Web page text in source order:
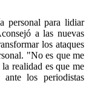
personal para lidiar
a las nuevas
los ataques
"No es que me
realidad es que me
los periodistas